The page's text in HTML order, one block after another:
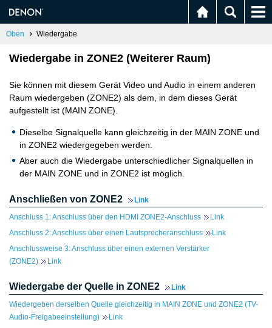
Oben Wiedergabe
Wiedergabe in ZONE2 (Weiterer Raum)
Sie können mit diesem Gerät Video und Audio in einem anderen
Raum wiedergeben (ZONE2) als dem, in dem dieses Gerät
aufgestellt ist (MAIN ZONE).
Dieselbe Signalquelle kann gleichzeitig in der MAIN ZONE und
in ZONE2 wiedergegeben werden.
Aber auch die Wiedergabe unterschiedlicher Signalquellen in
der MAIN ZONE und in ZONE2 ist möglich.
Anschließen von ZONE2
Link
Anschluss 1: Anschluss über den HDMI ZONE2-Anschluss
Link
Anschluss 2: Anschluss über einen Lautsprecheranschluss
Link
Anschlussweise 3: Anschluss über einen externen Verstärker
(ZONE2)
Link
Wiedergabe der Quelle in ZONE2
Link
Wiedergeben derselben Quelle gleichzeitig in MAIN ZONE und ZONE2 (TV-
Audio-Freigabeeinstellung)
Link